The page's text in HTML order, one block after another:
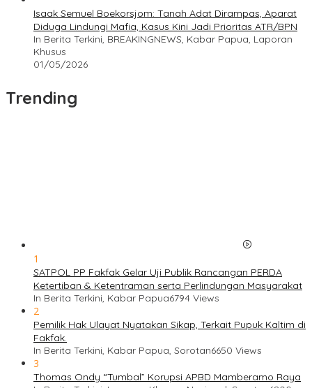
Isaak Semuel Boekorsjom: Tanah Adat Dirampas, Aparat
Diduga Lindungi Mafia, Kasus Kini Jadi Prioritas ATR/BPN
In Berita Terkini, BREAKINGNEWS, Kabar Papua, Laporan
Khusus
01/05/2026
Trending
1
SATPOL PP Fakfak Gelar Uji Publik Rancangan PERDA
Ketertiban & Ketentraman serta Perlindungan Masyarakat
In Berita Terkini, Kabar Papua6794 Views
2
Pemilik Hak Ulayat Nyatakan Sikap, Terkait Pupuk Kaltim di
Fakfak.
In Berita Terkini, Kabar Papua, Sorotan6650 Views
3
Thomas Ondy “Tumbal” Korupsi APBD Mamberamo Raya